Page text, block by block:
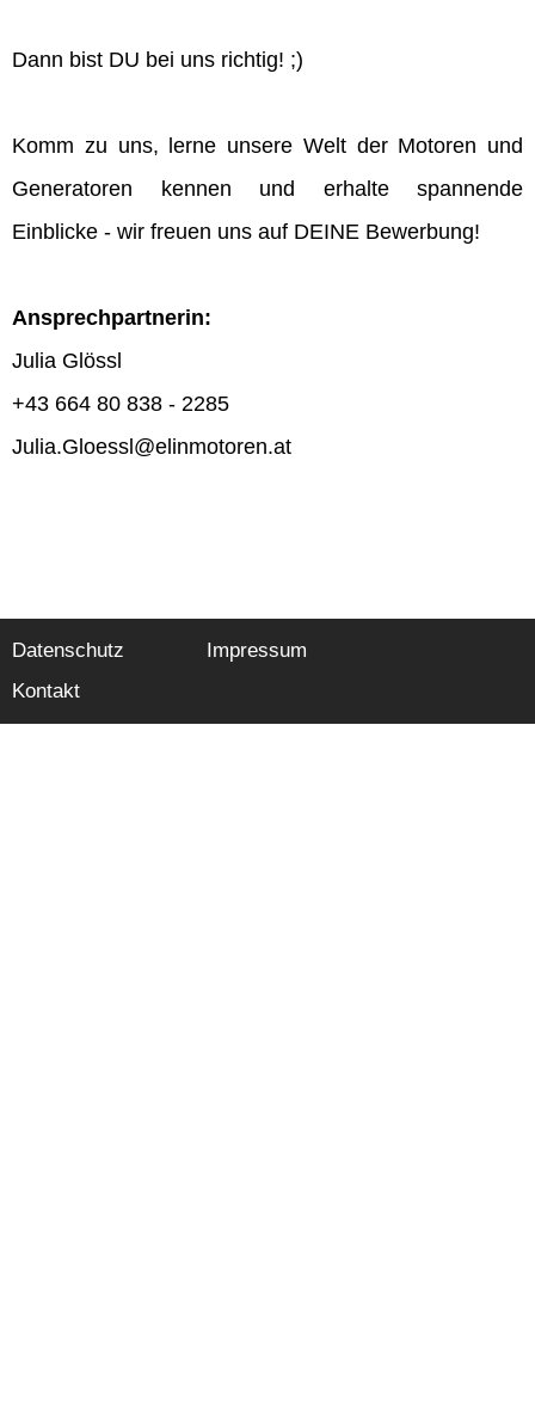
Dann bist DU bei uns richtig! ;)
Komm zu uns, lerne unsere Welt der Motoren und
Generatoren kennen und erhalte spannende
Einblicke - wir freuen uns auf DEINE Bewerbung!
Ansprechpartnerin:
Julia Glössl
+43 664 80 838 - 2285
Julia.Gloessl@elinmotoren.at
Datenschutz
Impressum
Kontakt